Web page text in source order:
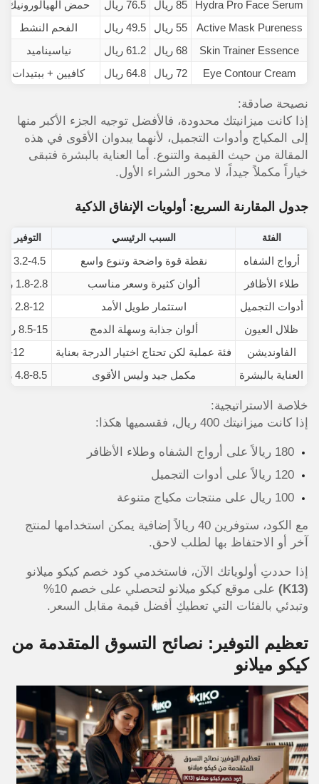
Hydra Pro Face Serum
85 ريال 76.5 ريال
حمض الهيالورونيك
Active Mask Pureness
55 ريال 49.5 ريال
الفحم النشط
Skin Trainer Essence
68 ريال 61.2 ريال
نياسيناميد
Eye Contour Cream
72 ريال 64.8 ريال كافيين + ببتيدات
نصيحة صادقة:
إذا كانت ميزانيتك محدودة، فالأفضل توجيه الجزء الأكبر منها
إلى المكياج وأدوات التجميل، لأنهما يبدوان الأقوى في هذه
المقالة من حيث القيمة والتنوع. أما العناية بالبشرة فتبقى
خياراً مكملاً جيداً، لا محور الشراء الأول.
جدول المقارنة السريع: أولويات الإنفاق الذكية
الفئة السبب الرئيسي التوفير
أرواج الشفاه نقطة قوة واضحة وتنوع واسع
3.2-4.5 ريال لكل روج
طلاء الأظافر
ألوان كثيرة وسعر مناسب
1.8-2.8 ريال لكل عبوة
أدوات التجميل
استثمار طويل الأمد
2.8-12 ريال لكل أداة
ظلال العيون
ألوان جذابة وسهلة الدمج
8.5-15 ريال لكل باليت
الفاونديشن
فئة عملية لكن تحتاج اختيار الدرجة بعناية
6.5-12
العناية بالبشرة
مكمل جيد وليس الأقوى 4.8-8.5 ريال لكل منتج
خلاصة الاستراتيجية:
إذا كانت ميزانيتك 400 ريال، فقسميها هكذا:
180 ريالاً على أرواج الشفاه وطلاء الأظافر
120 ريالاً على أدوات التجميل
100 ريال على منتجات مكياج متنوعة
مع الكود، ستوفرين 40 ريالاً إضافية يمكن استخدامها لمنتج
آخر أو الاحتفاظ بها لطلب لاحق.
إذا حددتِ أولوياتك الآن، فاستخدمي كود خصم كيكو ميلانو
(K13)
على موقع كيكو ميلانو لتحصلي على خصم 10%
وتبدئي بالفئات التي تعطيكِ أفضل قيمة مقابل السعر.
تعظيم التوفير: نصائح التسوق المتقدمة من
كيكو ميلانو